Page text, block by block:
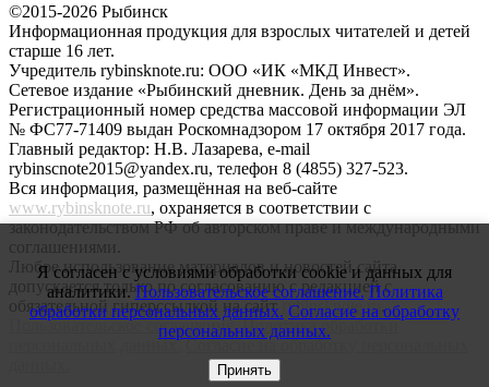
©2015-2026 Рыбинск
Информационная продукция для взрослых читателей и детей
старше 16 лет.
Учредитель rybinsknote.ru: ООО «ИК «МКД Инвест».
Сетевое издание «Рыбинский дневник. День за днём».
Регистрационный номер средства массовой информации ЭЛ
№ ФС77-71409 выдан Роскомнадзором 17 октября 2017 года.
Главный редактор: Н.В. Лазарева, e-mail
rybinscnote2015@yandex.ru, телефон 8 (4855) 327-523.
Вся информация, размещённая на веб-сайте
www.rybinsknote.ru, охраняется в соответствии с
законодательством РФ об авторском праве и международными
соглашениями.
Любое использование материалов и новостей сайта
допускается только по согласованию с редакцией с
обязательной гиперссылкой на сайтrybinsknote.ru.
Пользовательское соглашение. Политика обработки
персональных данных. Согласие на обработку персональных
Я согласен с условиями обработки cookie и данных для
аналитики. Пользовательское соглашение. Политика
обработки персональных данных. Согласие на обработку
персональных данных.
Принять